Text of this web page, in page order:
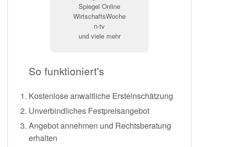
Spiegel Online
WirtschaftsWoche
n-tv
und viele mehr
So funktioniert's
Kostenlose anwaltliche Ersteinschätzung
Unverbindliches Festpreisangebot
Angebot annehmen und Rechtsberatung
erhalten